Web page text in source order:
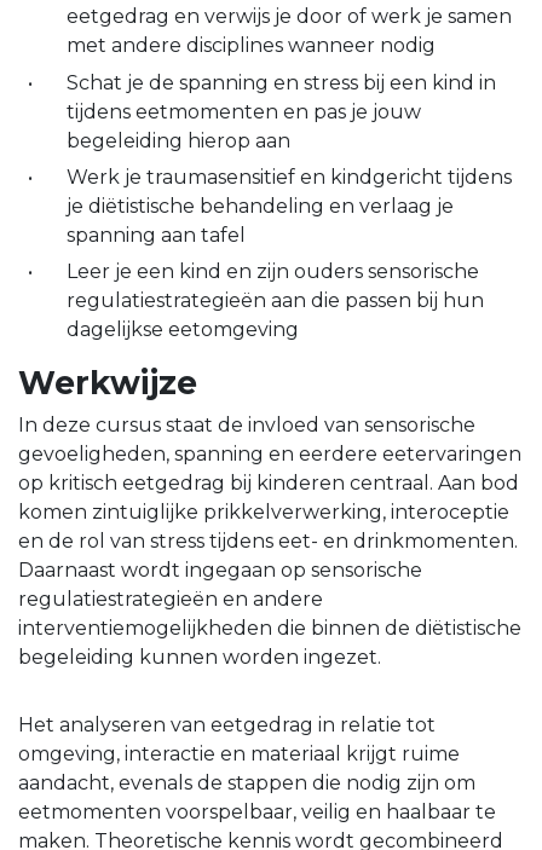
eetgedrag en verwijs je door of werk je samen
met andere disciplines wanneer nodig
Schat je de spanning en stress bij een kind in
tijdens eetmomenten en pas je jouw
begeleiding hierop aan
Werk je traumasensitief en kindgericht tijdens
je diëtistische behandeling en verlaag je
spanning aan tafel
Leer je een kind en zijn ouders sensorische
regulatiestrategieën aan die passen bij hun
dagelijkse eetomgeving
Werkwijze
In deze cursus staat de invloed van sensorische
gevoeligheden, spanning en eerdere eetervaringen
op kritisch eetgedrag bij kinderen centraal. Aan bod
komen zintuiglijke prikkelverwerking, interoceptie
en de rol van stress tijdens eet- en drinkmomenten.
Daarnaast wordt ingegaan op sensorische
regulatiestrategieën en andere
interventiemogelijkheden die binnen de diëtistische
begeleiding kunnen worden ingezet.
Het analyseren van eetgedrag in relatie tot
omgeving, interactie en materiaal krijgt ruime
aandacht, evenals de stappen die nodig zijn om
eetmomenten voorspelbaar, veilig en haalbaar te
maken. Theoretische kennis wordt gecombineerd